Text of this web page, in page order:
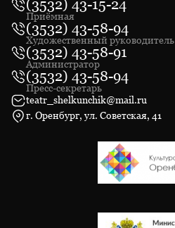
(3532) 43-15-24
Приёмная
(3532) 43-58-94
Художественный руководитель
(3532) 43-58-91
Администратор
(3532) 43-58-94
Пресс-секретарь
teatr_shelkunchik@mail.ru
г. Оренбург, ул. Советская, 41